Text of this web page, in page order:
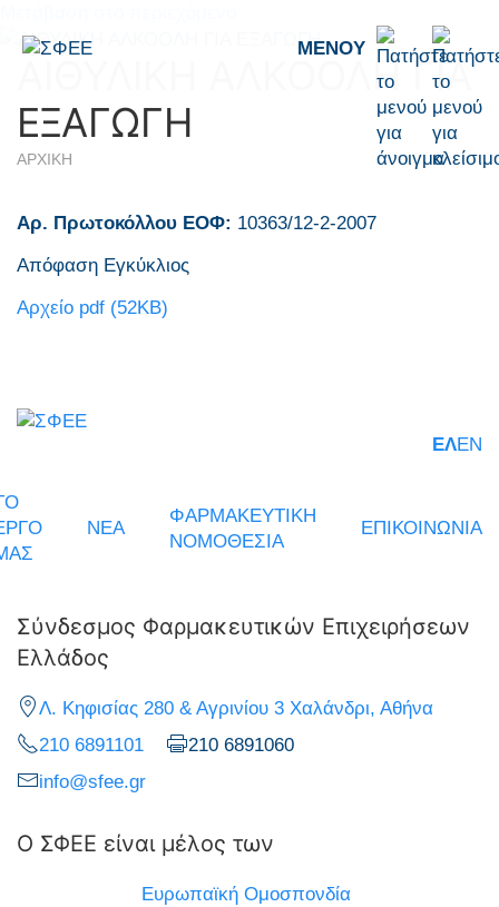
ΜΕΝΟΎ
ΑΙΘΥΛΙΚΗ ΑΛΚΟΟΛΗ ΓΙΑ
ΕΞΑΓΩΓΗ
ΑΡΧΙΚΗ
Αρ. Πρωτοκόλλου ΕΟΦ: 10363/12-2-2007
Απόφαση Εγκύκλιος
Αρχείο pdf (52KB)
ΕΛEN
ΝΕΑ
ΦΑΡΜΑΚΕΥΤΙΚΗ
ΝΟΜΟΘΕΣΙΑ
ΕΠΙΚΟΙΝΩΝΙΑ
Σύνδεσμος Φαρμακευτικών Επιχειρήσεων
Ελλάδος
Λ. Κηφισίας 280 & Αγρινίου 3 Χαλάνδρι, Αθήνα
210 6891101
210 6891060
info@sfee.gr
Ο ΣΦΕΕ είναι μέλος των
Ευρωπαϊκή Ομοσπονδία